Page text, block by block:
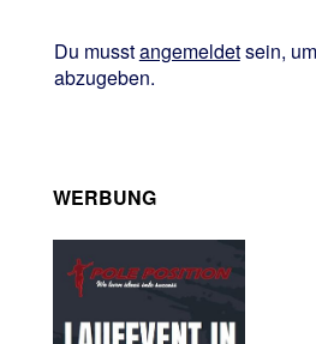
Du musstangemeldetsein,
abzugeben.
WERBUNG